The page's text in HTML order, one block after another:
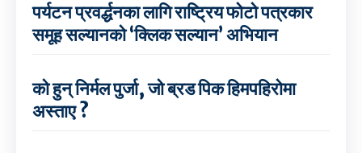
पर्यटन प्रवर्द्धनका लागि राष्ट्रिय फोटो पत्रकार
समूह सल्यानको ‘क्लिक सल्यान’ अभियान
को हुन् निर्मल पुर्जा, जो ब्रड पिक हिमपहिरोमा
अस्ताए ?